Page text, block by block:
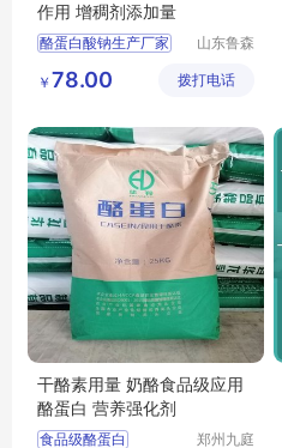
作用 增稠剂添加量
酪蛋白酸钠生产厂家
酪蛋白酸钠厂家
山东鲁森
有限公司
￥ 78.00 拨打电话
干酪素用量 奶酪食品级应用
酪蛋白 营养强化剂
食品级酪蛋白
郑州九庭